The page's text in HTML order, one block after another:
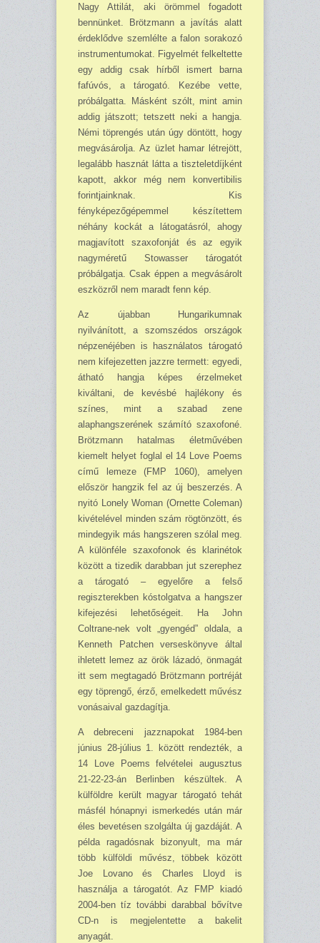
Nagy Attilát, aki örömmel fogadott
bennünket. Brötzmann a javítás alatt
érdeklődve szemlélte a falon sorakozó
instrumentumokat. Figyelmét felkeltette
egy addig csak hírből ismert barna
fafúvós, a tárogató. Kezébe vette,
próbálgatta. Másként szólt, mint amin
addig játszott; tetszett neki a hangja.
Némi töprengés után úgy döntött, hogy
megvásárolja. Az üzlet hamar létrejött,
legalább hasznát látta a tiszteletdíjként
kapott, akkor még nem konvertibilis
forintjainknak. Kis
fényképezőgépemmel készítettem
néhány kockát a látogatásról, ahogy
magjavított szaxofonját és az egyik
nagyméretű Stowasser tárogatót
próbálgatja. Csak éppen a megvásárolt
eszközről nem maradt fenn kép.
Az újabban Hungarikumnak
nyilvánított, a szomszédos országok
népzenéjében is használatos tárogató
nem kifejezetten jazzre termett: egyedi,
átható hangja képes érzelmeket
kiváltani, de kevésbé hajlékony és
színes, mint a szabad zene
alaphangszerének számító szaxofoné.
Brötzmann hatalmas életművében
kiemelt helyet foglal el 14 Love Poems
című lemeze (FMP 1060), amelyen
először hangzik fel az új beszerzés. A
nyitó Lonely Woman (Ornette Coleman)
kivételével minden szám rögtönzött, és
mindegyik más hangszeren szólal meg.
A különféle szaxofonok és klarinétok
között a tizedik darabban jut szerephez
a tárogató – egyelőre a felső
regiszterekben kóstolgatva a hangszer
kifejezési lehetőségeit. Ha John
Coltrane-nek volt „gyengéd” oldala, a
Kenneth Patchen verseskönyve által
ihletett lemez az örök lázadó, önmagát
itt sem megtagadó Brötzmann portréját
egy töprengő, érző, emelkedett művész
vonásaival gazdagítja.
A debreceni jazznapokat 1984-ben
június 28-július 1. között rendezték, a
14 Love Poems felvételei augusztus
21-22-23-án Berlinben készültek. A
külföldre került magyar tárogató tehát
másfél hónapnyi ismerkedés után már
éles bevetésen szolgálta új gazdáját. A
példa ragadósnak bizonyult, ma már
több külföldi művész, többek között
Joe Lovano és Charles Lloyd is
használja a tárogatót. Az FMP kiadó
2004-ben tíz további darabbal bővítve
CD-n is megjelentette a bakelit
anyagát.